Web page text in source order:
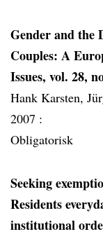
Gender and the
Couples: A
Issues, vol. 28,
Hank Karsten,
2007 :
Obligatorisk
Seeking
Residents
institutional